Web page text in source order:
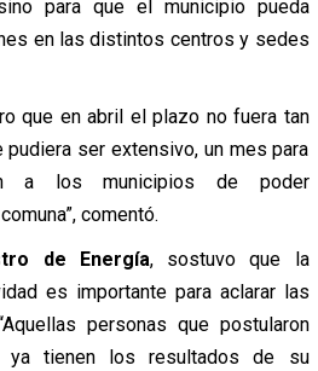
para que el municipio pueda
en las distintos centros y sedes
que en abril el plazo no fuera tan
ser extensivo, un mes para
a los municipios de poder
comentó.
de Energía, sostuvo que la
es importante para aclarar las
personas que postularon
ya tienen los resultados de su